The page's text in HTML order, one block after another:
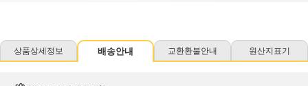
상품상세정보 배송안내 교환환불안내 원산지표기